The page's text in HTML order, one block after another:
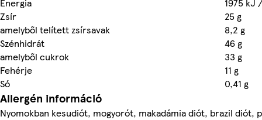
Zsír
25 g
amelyből telített zsírsavak
8,2 g
Szénhidrát
46 g
amelyből cukrok
33 g
Fehérje
11 g
Só
0,41 g
Allergén információ
Nyomokban kesudiót, mogyorót, makadámia diót, brazil